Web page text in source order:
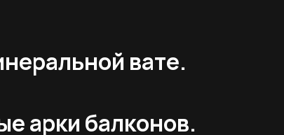
вате.
арки балконов.